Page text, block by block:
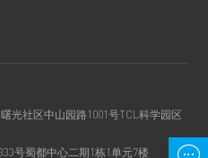
光社区中山园路1001号TCL科学园区
号蜀都中心二期1栋1单元7楼